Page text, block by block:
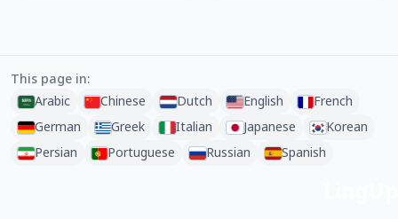
This page in:
Arabic
Chinese Dutch English
French
German
Greek Italian Japanese
Korean
Persian
Portuguese Russian Spanish